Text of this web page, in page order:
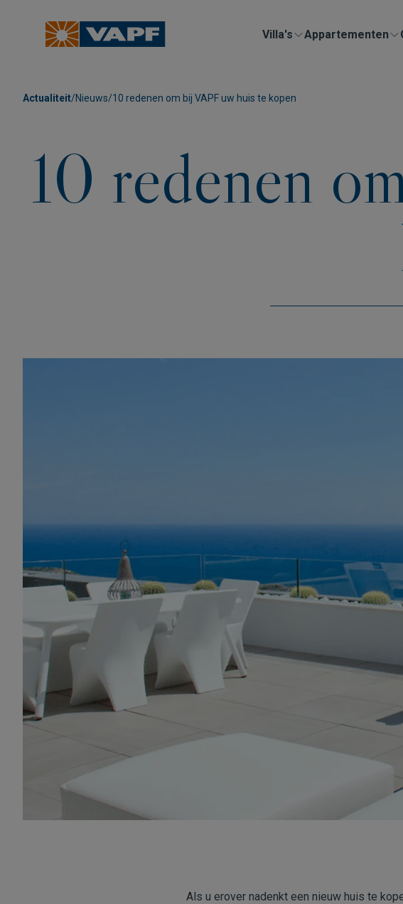
Villa's Appartementen
Actualiteit/Nieuws/10 redenen om bij VAPF uw huis te kopen
10 redenen
Als u erover nadenkt een nieuw huis te